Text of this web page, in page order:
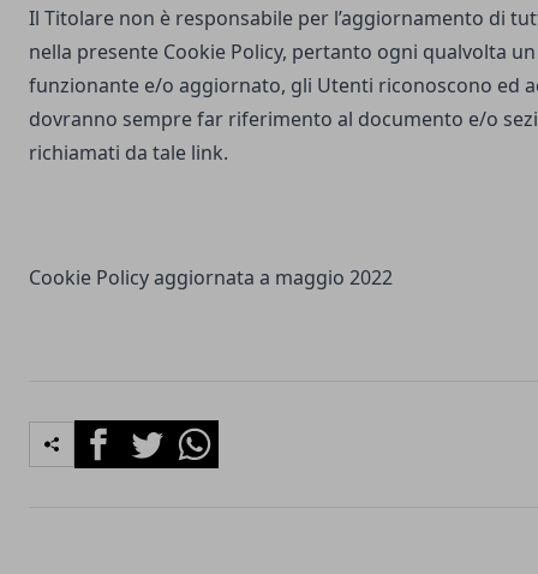
Il Titolare non è responsabile per l’aggiornamento di
nella presente Cookie Policy, pertanto ogni qualvolta
funzionante e/o aggiornato, gli Utenti riconoscono ed
dovranno sempre far riferimento al documento e/o
richiamati da tale link.
Cookie Policy aggiornata a maggio 2022
FacebookTwitterWhatsapp